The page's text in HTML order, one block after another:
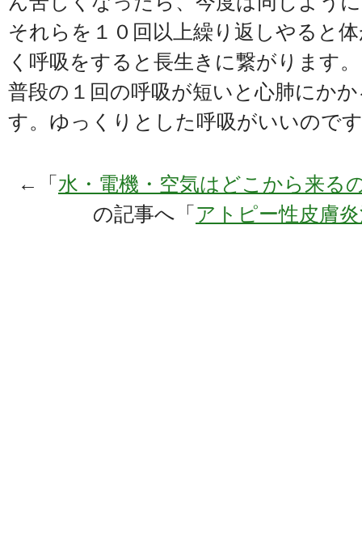
それらを１０回以上繰り返しやると
く呼吸をすると長生きに繋がります。
普段の１回の呼吸が短いと心肺にか
す。ゆっくりとした呼吸がいいので
←「 水・電機・空気はどこから来る
の記事へ「 アトピー性皮膚